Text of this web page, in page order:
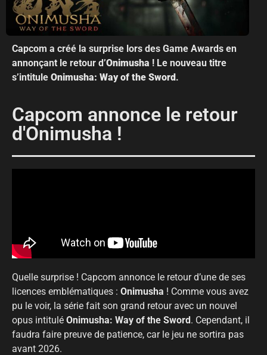
Capcom a créé la surprise lors des Game Awards en
annonçant le retour d’Onimusha ! Le nouveau titre
s’intitule Onimusha: Way of the Sword.
Capcom annonce le retour
d'Onimusha !
Quelle surprise ! Capcom annonce le retour d’une de ses
licences emblématiques : Onimusha ! Comme vous avez
pu le voir, la série fait son grand retour avec un nouvel
opus intitulé Onimusha: Way of the Sword. Cependant, il
faudra faire preuve de patience, car le jeu ne sortira pas
avant 2026.